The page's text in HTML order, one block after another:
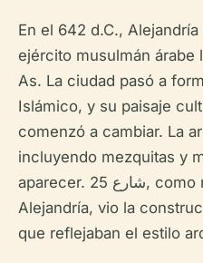
En el 642 d.C.,
ejército musulmán árabe
As. La ciudad pasó a
Islámico, y su paisaje
comenzó a cambiar. La
incluyendo mezquitas y
aparecer. شارع 25, como muchas otras calles de
Alejandría, vio la
que reflejaban el estilo